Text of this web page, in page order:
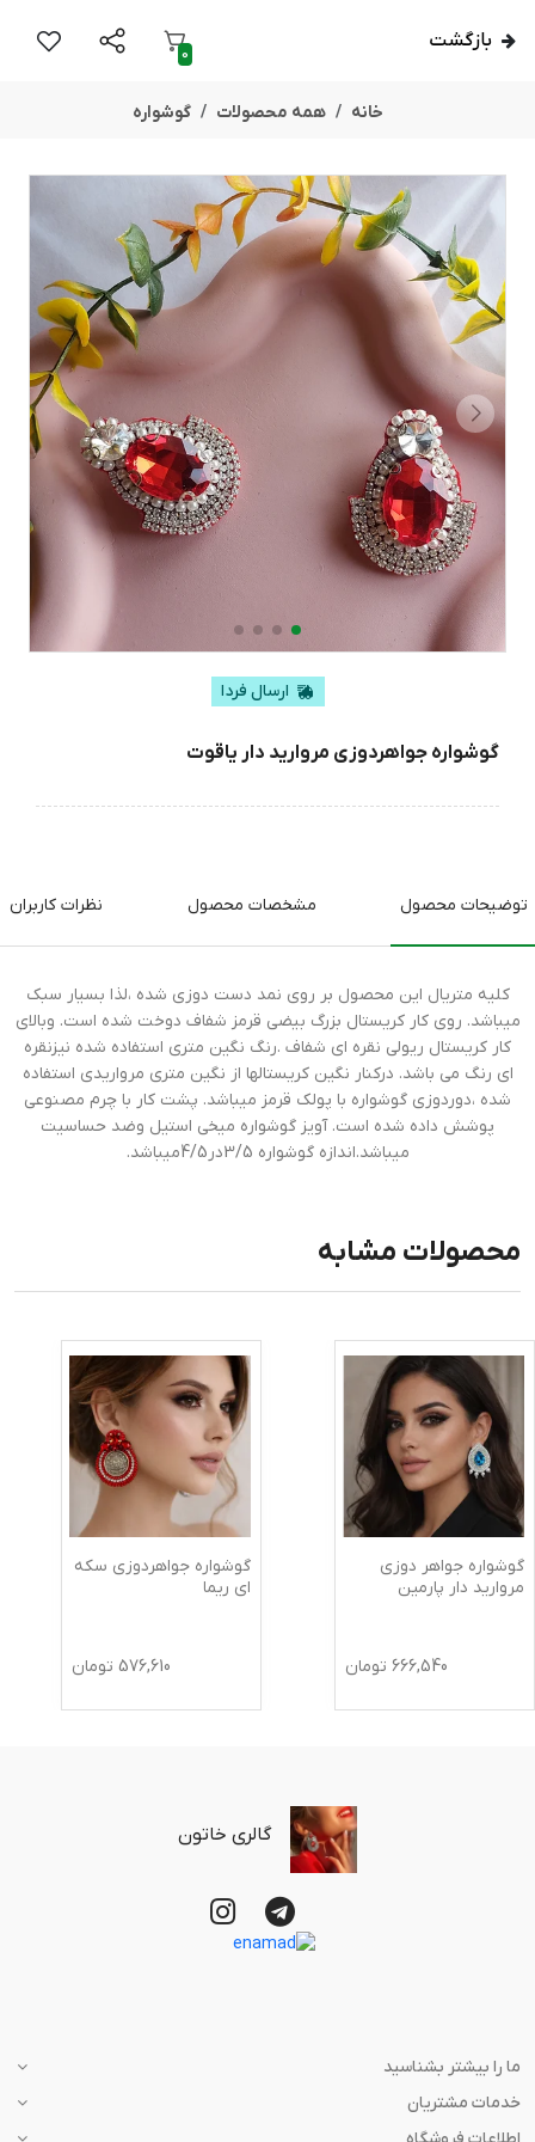
بازگشت
0
خانه همه محصولات گوشواره
ارسال فردا
گوشواره جواهردوزی مروارید دار یاقوت
توضیحات محصول مشخصات محصول نظرات کاربران
کلیه متریال این محصول بر روی نمد دست دوزی شده ،لذا بسیار سبک
میباشد. روی کار کریستال بزرگ بیضی قرمز شفاف دوخت شده است. وبالای
کار کریستال ریولی نقره ای شفاف .رنگ نگین متری استفاده شده نیزنقره
ای رنگ می باشد. درکنار نگین کریستالها از نگین متری مرواریدی استفاده
شده ،دوردوزی گوشواره با پولک قرمز میباشد. پشت کار با چرم مصنوعی
پوشش داده شده است. آویز گوشواره میخی استیل وضد حساسیت
میباشد.اندازه گوشواره 3/5در4/5میباشد.
محصولات مشابه
گوشواره جواهر دوزی
مروارید دار پارمین
666,540 تومان
گوشواره جواهردوزی سکه
ای ریما
576,610 تومان
گالری خاتون
ما را بیشتر بشناسید
خدمات مشتریان